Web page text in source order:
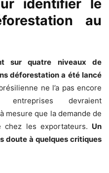
identifier le
au
sur quatre niveaux de
déforestation a été lancé
ne l’a pas encore
devraient
mesure que la demande de
les exportateurs. Un
doute à quelques critiques